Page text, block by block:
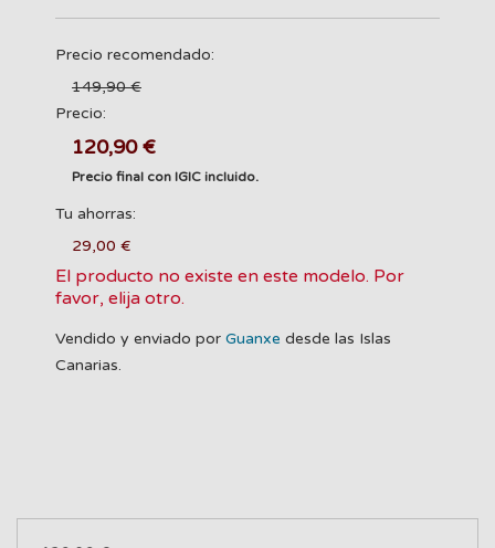
Precio recomendado:
149,90 €
Precio:
120,90 €
Precio final con IGIC incluido.
Tu ahorras:
29,00 €
El producto no existe en este modelo. Por
favor, elija otro.
Vendido y enviado por Guanxe desde las Islas
Canarias.